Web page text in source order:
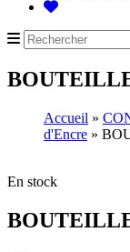
Accueil »
d'Encre »
En stock